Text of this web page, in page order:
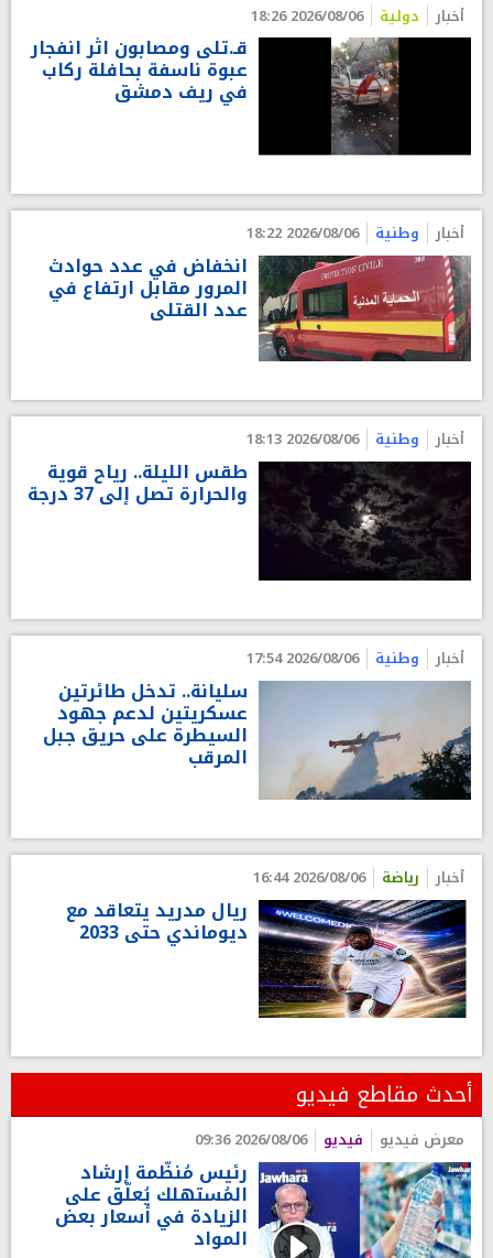
أخبار دولية 2026/08/06 18:26
قـ.تلى ومصابون اثر انفجار
عبوة ناسفة بحافلة ركاب
في ريف دمشق
أخبار وطنية 2026/08/06 18:22
انخفاض في عدد حوادث
المرور مقابل ارتفاع في
عدد القتلى
أخبار وطنية 2026/08/06 18:13
طقس الليلة.. رياح قوية
والحرارة تصل إلى 37 درجة
أخبار وطنية 2026/08/06 17:54
سليانة.. تدخل طائرتين
عسكريتين لدعم جهود
السيطرة على حريق جبل
المرقب
أخبار رياضة 2026/08/06 16:44
ريال مدريد يتعاقد مع
ديوماندي حتى 2033
أحدث مقاطع فيديو
معرض فيديو فيديو 2026/08/06 09:36
رئيس مُنظّمة إرشاد
المُستهلك يُعلّق على
الزيادة في أسعار بعض
المواد